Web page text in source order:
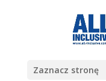
Zaznacz stronę